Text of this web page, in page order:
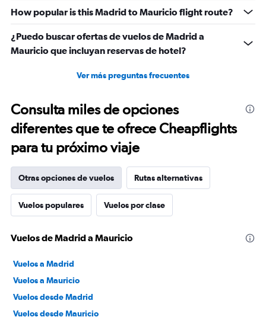
How popular is this Madrid to Mauricio flight route?
¿Puedo buscar ofertas de vuelos de Madrid a
Mauricio que incluyan reservas de hotel?
Ver más preguntas frecuentes
Consulta miles de opciones
diferentes que te ofrece Cheapflights
para tu próximo viaje
Otras opciones de vuelos Rutas alternativas
Vuelos populares Vuelos por clase
Vuelos de Madrid a Mauricio
Vuelos a Madrid
Vuelos a Mauricio
Vuelos desde Madrid
Vuelos desde Mauricio